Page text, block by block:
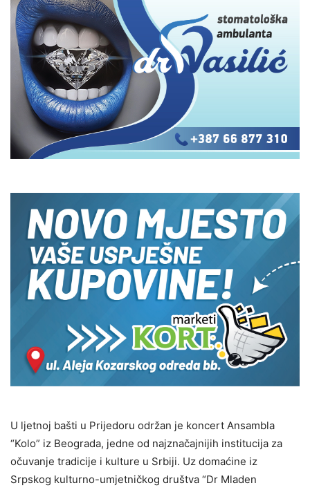
U ljetnoj bašti u Prijedoru održan je koncert Ansambla
“Kolo” iz Beograda, jedne od najznačajnijih institucija za
očuvanje tradicije i kulture u Srbiji. Uz domaćine iz
Srpskog kulturno-umjetničkog društva “Dr Mladen